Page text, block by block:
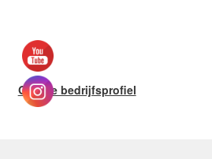
Google bedrijfsprofiel